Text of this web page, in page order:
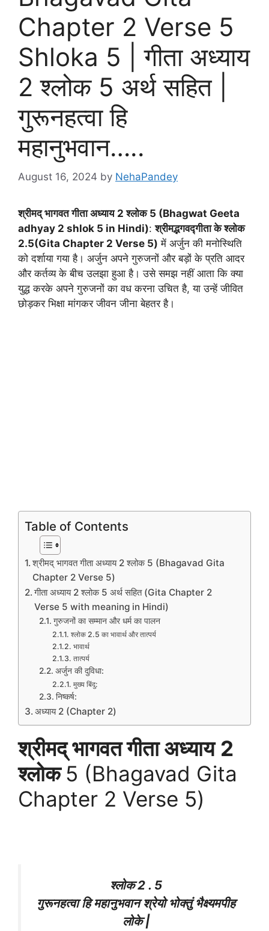
Chapter 2 Verse 5
Shloka 5 | गीता अध्याय
2 श्लोक 5 अर्थ सहित |
गुरूनहत्वा हि
महानुभवान…..
August 16, 2024 by NehaPandey
श्रीमद् भागवत गीता अध्याय 2 श्लोक 5 (Bhagwat Geeta
adhyay 2 shlok 5 in Hindi):श्रीमद्भगवद्गीता के श्लोक
2.5(Gita Chapter 2 Verse 5) में अर्जुन की मनोस्थिति
को दर्शाया गया है। अर्जुन अपने गुरुजनों और बड़ों के प्रति आदर
और कर्तव्य के बीच उलझा हुआ है। उसे समझ नहीं आता कि क्या
युद्ध करके अपने गुरुजनों का वध करना उचित है, या उन्हें जीवित
छोड़कर भिक्षा मांगकर जीवन जीना बेहतर है।
Table of Contents
श्रीमद् भागवत गीता अध्याय 2 श्लोक 5 (Bhagavad Gita
Chapter 2 Verse 5)
गीता अध्याय 2 श्लोक 5 अर्थ सहित (Gita Chapter 2
Verse 5 with meaning in Hindi)
गुरुजनों का सम्मान और धर्म का पालन
श्लोक 2.5 का भावार्थ और तात्पर्य
भावार्थ
तात्पर्य
अर्जुन की दुविधा:
मुख्य बिंदु:
निष्कर्ष:
अध्याय 2 (Chapter 2)
श्रीमद् भागवत गीता अध्याय 2
श्लोक5 (Bhagavad Gita
Chapter 2 Verse 5)
श्लोक 2 . 5
गुरूनहत्वा हि महानुभवान श्रेयो भोक्तुं भैक्ष्यमपीह
लोके |